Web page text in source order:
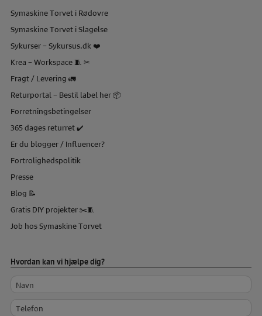
Symaskine Torvet i Rødovre
Symaskine Torvet i Slagelse
Sykurser – Sykursus.dk ❤️
Krea – Workspace 🧵 ✂
Fragt / Levering 🚛
Returportal – Bestil label her 📦
Forretningsbetingelser
365 dages returret ✔️
Er du blogger / Influencer?
Fortrolighedspolitik
Presse
Blog 📝
Gratis DIY projekter ✂️🧵
Job hos Symaskine Torvet
Hvordan kan vi hjælpe dig?
Navn
Telefon